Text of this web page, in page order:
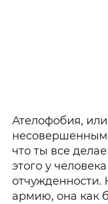
Ателофобия,
что ты все
этого у
отчужденности.
армию, она как